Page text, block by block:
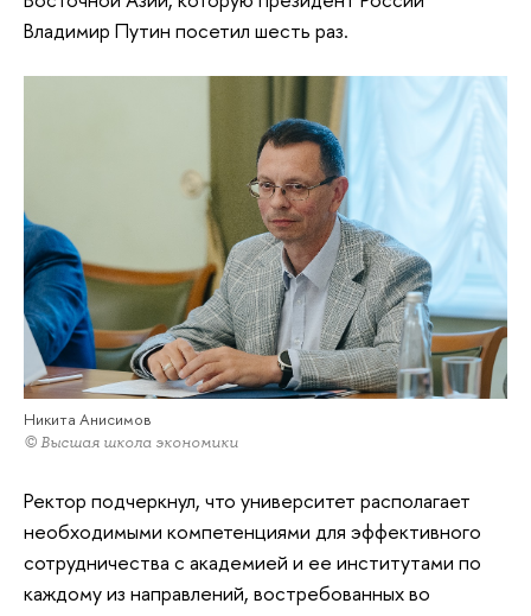
Владимир Путин посетил шесть раз.
Никита Анисимов
© Высшая школа экономики
Ректор подчеркнул, что университет располагает
необходимыми компетенциями для эффективного
сотрудничества с академией и ее институтами по
каждому из направлений, востребованных во